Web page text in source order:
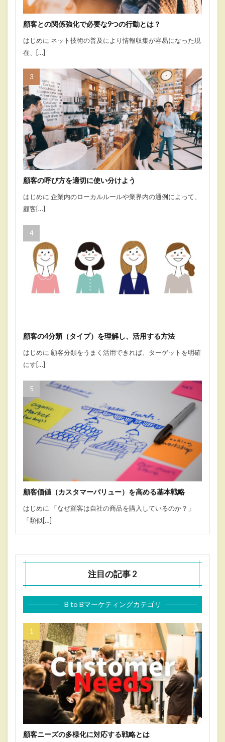
顧客との関係強化で必要な9つの行動とは？
はじめに ネット技術の普及により情報収集が容易になった現
在、[…]
顧客の呼び方を適切に使い分けよう
はじめに 企業内のローカルルールや業界内の通例によって、
顧客[…]
顧客の4分類（タイプ）を理解し、活用する方法
はじめに 顧客分類をうまく活用できれば、ターゲットを明確
にす[…]
顧客価値（カスタマーバリュー）を高める基本戦略
はじめに 「なぜ顧客は自社の商品を購入しているのか？」
「類似[…]
注目の記事 2
B to Bマーケティングカテゴリ
顧客ニーズの多様化に対応する戦略とは